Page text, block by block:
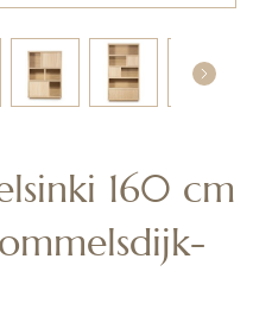
160 cm